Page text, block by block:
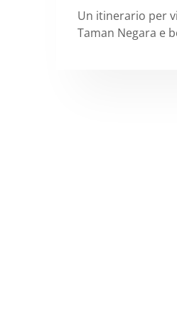
Un itinerario per
Taman Negara e